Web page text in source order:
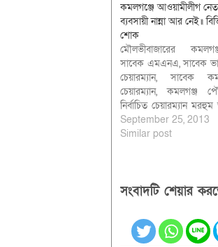
কমলগঞ্জে আওয়ামীলীগ
ব্যবসায়ী নান্না আর নেই॥
শোক
মৌলভীবাজারের
সাবেক এমএনএ, সাবেক
চেয়ারম্যান, সাবেক
চেয়ারম্যান, কমলগঞ্জ
নির্বাচিত চেয়ারম্যান
রহমান চোরগ আলী) এর
পৌর বাজার বণিক
September 25, 2013
Similar post
সংবাদটি শেয়ার